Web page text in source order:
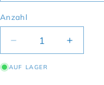
Anzahl
Verringere die
AUF LAGER